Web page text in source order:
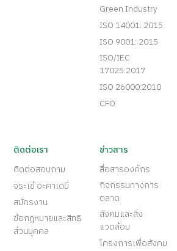
Green Industry
ISO 14001: 2015
ISO 9001: 2015
ISO/IEC
17025:2017
ISO 26000:2010
CFO
ติดต่อเรา
ติดต่อสอบถาม
จระเข้ อะคาเดมี่
สมัครงาน
ข้อกฎหมายและสิทธิ
ส่วนบุคคล
ข่าวสาร
สื่อสารองค์กร
กิจกรรมทางการ
ตลาด
สังคมและสิ่ง
แวดล้อม
โครงการเพื่อสังคม